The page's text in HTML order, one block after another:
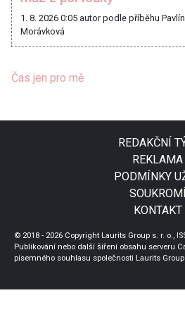
1. 8. 2026 0:05 autor podle příběhu
Morávková
Čas jen pro mě
REDAKČNÍ
REKLAMA
PODMÍNKY
SOUKROMÍ
KONTAKT
© 2018 - 2026 Copyright Laurits Group s. r. o.,
Publikování nebo další šíření obsahu serveru
písemného souhlasu společnosti Laurits Group